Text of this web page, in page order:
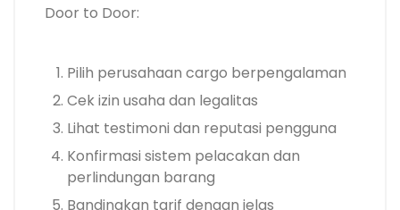
Door to Door:
Pilih perusahaan cargo berpengalaman
Cek izin usaha dan legalitas
Lihat testimoni dan reputasi pengguna
Konfirmasi sistem pelacakan dan
perlindungan barang
Bandingkan tarif dengan jelas